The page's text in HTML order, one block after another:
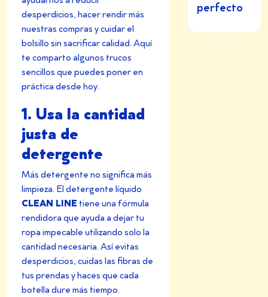
desperdicios, hacer rendir más
nuestras compras y cuidar el
bolsillo sin sacrificar calidad. Aquí
te comparto algunos trucos
sencillos que puedes poner en
práctica desde hoy.
1. Usa la cantidad
justa de
detergente
Más detergente no significa más
limpieza. El detergentelíquido
CLEAN LINE tiene una fórmula
rendidora que ayuda a dejar tu
ropa impecable utilizando solo la
cantidad necesaria. Así evitas
desperdicios, cuidas las fibras de
tus prendas y haces que cada
botella dure más tiempo.
perfecto